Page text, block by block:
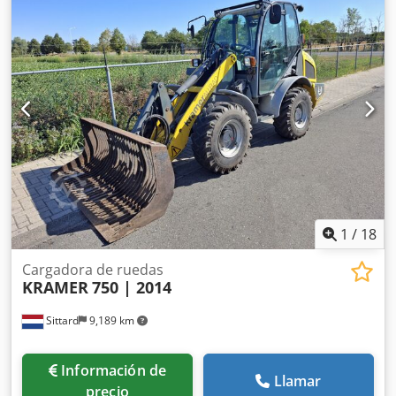
en L y escaleras Iluminación LED Lona enrollable de
cobertura L / Juego de palas esparcidoras TS Dcedsrxr
Uyopfx Adisk
1 / 18
Sittard 9,189 km
Cargadora de ruedas
KRAMER 750 | 2014
Información de
precio
Llamar